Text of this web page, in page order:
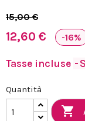
15,00 €
12,60 € -16%
Tasse incluse
Quantità
